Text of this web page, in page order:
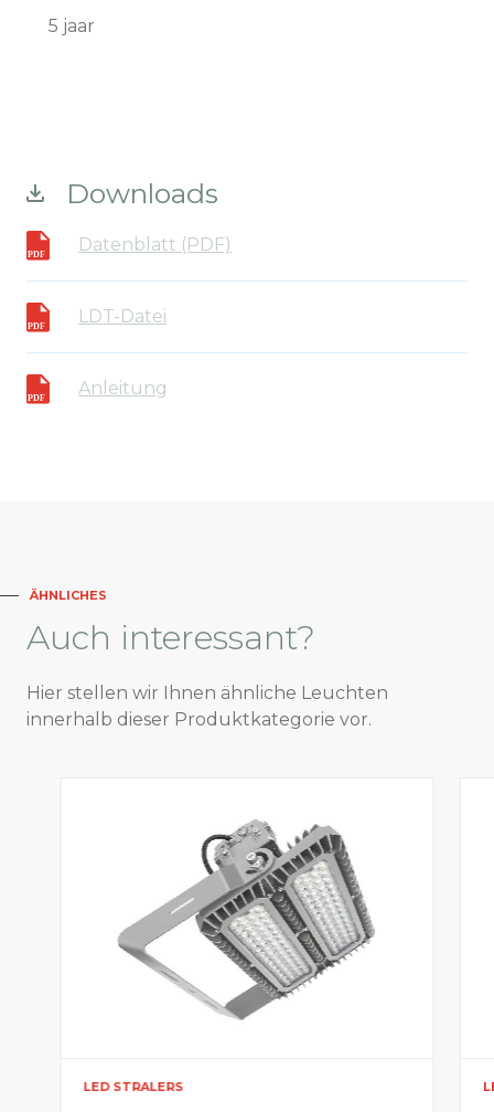
5 jaar
Downloads
Datenblatt (PDF)
LDT-Datei
Anleitung
ÄHNLICHES
Auch interessant?
Hier stellen wir Ihnen ähnliche Leuchten
innerhalb dieser Produktkategorie vor.
LED STRALERS